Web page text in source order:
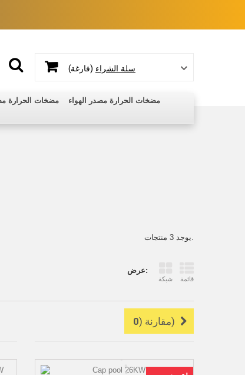
سلة الشراء (فارغة)
مضخات الحرارة مصدر الهواء مضخات الحرارة
يوجد 3 منتجات.
عرض:
شبكة قائمة
مقارنة (0 )